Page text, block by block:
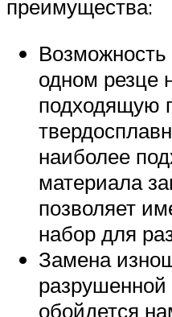
преимущества:
Возможность
одном резце
подходящую
наиболее
материала
позволяет
набор для
Замена
обойдется